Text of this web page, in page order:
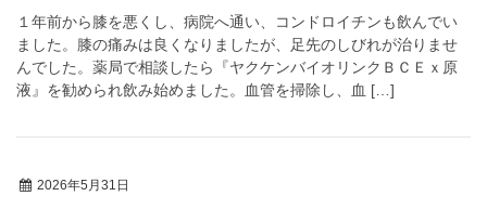
１年前から膝を悪くし、病院へ通い、コンドロイチンも飲んでい
ました。膝の痛みは良くなりましたが、足先のしびれが治りませ
んでした。薬局で相談したら『ヤクケンバイオリンクＢＣＥｘ原
液』を勧められ飲み始めました。血管を掃除し、血 […]
2026年5月31日